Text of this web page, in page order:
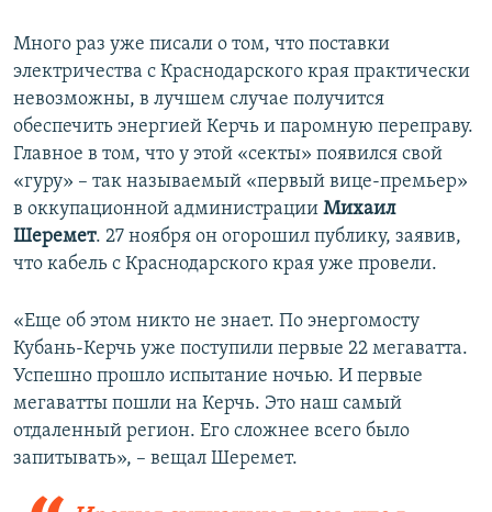
Много раз уже писали о том, что поставки
электричества с Краснодарского края практически
невозможны, в лучшем случае получится
обеспечить энергией Керчь и паромную переправу.
Главное в том, что у этой «секты» появился свой
«гуру» – так называемый «первый вице-премьер»
в оккупационной администрации Михаил
Шеремет. 27 ноября он огорошил публику, заявив,
что кабель с Краснодарского края уже провели.
«Еще об этом никто не знает. По энергомосту
Кубань-Керчь уже поступили первые 22 мегаватта.
Успешно прошло испытание ночью. И первые
мегаватты пошли на Керчь. Это наш самый
отдаленный регион. Его сложнее всего было
запитывать», – вещал Шеремет.